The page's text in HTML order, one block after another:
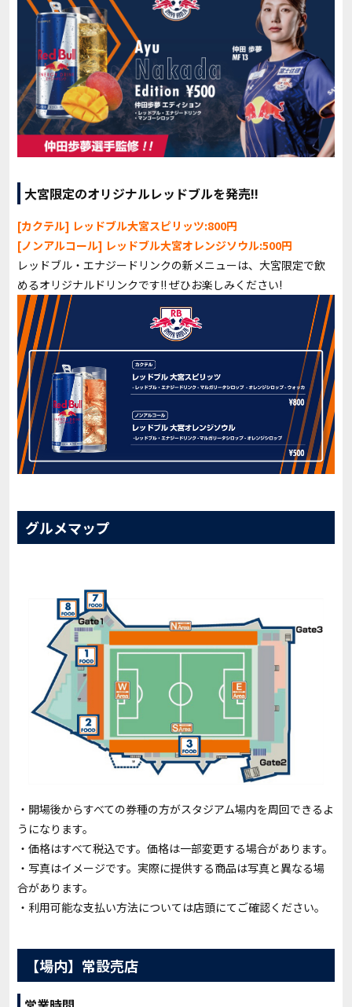
大宮限定のオリジナルレッドブルを発売!!
[カクテル] レッドブル大宮スピリッツ:800円
[ノンアルコール] レッドブル大宮オレンジソウル:500円
レッドブル・エナジードリンクの新メニューは、大宮限定で飲
めるオリジナルドリンクです!! ぜひお楽しみください!
グルメマップ
・開場後からすべての券種の方がスタジアム場内を周回できるよ
うになります。
・価格はすべて税込です。価格は一部変更する場合があります。
・写真はイメージです。実際に提供する商品は写真と異なる場
合があります。
・利用可能な支払い方法については店頭にてご確認ください。
【場内】常設売店